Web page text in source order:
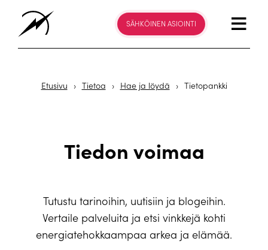
SÄHKÖINEN ASIOINTI
Etusivu › Tietoa › Hae ja löydä › Tietopankki
Tiedon voimaa
Tutustu tarinoihin, uutisiin ja blogeihin.
Vertaile palveluita ja etsi vinkkejä kohti
energiatehokkaampaa arkea ja elämää.